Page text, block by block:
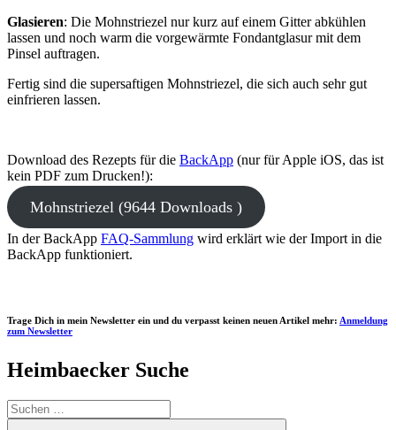
Glasieren: Die Mohnstriezel nur kurz auf einem Gitter abkühlen
lassen und noch warm die vorgewärmte Fondantglasur mit dem
Pinsel auftragen.
Fertig sind die supersaftigen Mohnstriezel, die sich auch sehr gut
einfrieren lassen.
Download des Rezepts für die BackApp (nur für Apple iOS, das ist
kein PDF zum Drucken!):
Mohnstriezel (9644 Downloads )
In der BackApp FAQ-Sammlung wird erklärt wie der Import in die
BackApp funktioniert.
Trage Dich in mein Newsletter ein und du verpasst keinen neuen Artikel mehr: Anmeldung
zum Newsletter
Heimbaecker Suche
Suchen
nach: